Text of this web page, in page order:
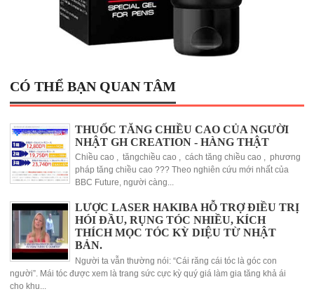
CÓ THỂ BẠN QUAN TÂM
THUỐC TĂNG CHIỀU CAO CỦA NGƯỜI
NHẬT GH CREATION - HÀNG THẬT
Chiều cao , tăngchiều cao , cách tăng chiều cao , phương
pháp tăng chiều cao ??? Theo nghiên cứu mới nhất của
BBC Future, người càng...
LƯỢC LASER HAKIBA HỖ TRỢ ĐIỀU TRỊ
HÓI ĐẦU, RỤNG TÓC NHIỀU, KÍCH
THÍCH MỌC TÓC KỲ DIỆU TỪ NHẬT
BẢN.
Người ta vẫn thường nói: “Cái răng cái tóc là góc con
người”. Mái tóc được xem là trang sức cực kỳ quý giá làm gia tăng khả ái
cho khu...